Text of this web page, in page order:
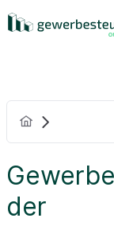
der